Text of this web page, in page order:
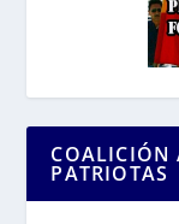
COALICIÓN
PATRIOTAS